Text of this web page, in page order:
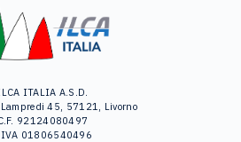
ITALIA A.S.D.
45, 57121, Livorno
92124080497
01806540496